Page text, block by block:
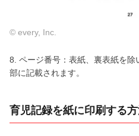
© every, Inc.
8. ページ番号：表紙、裏表紙を
部に記載されます。
育児記録を紙に印刷する